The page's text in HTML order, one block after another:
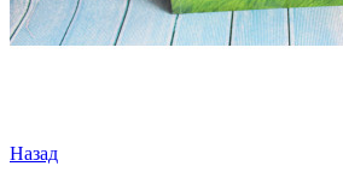
Назад